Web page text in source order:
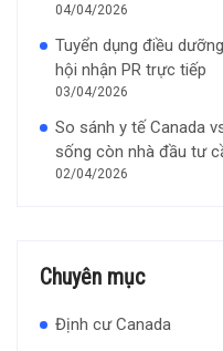
04/04/2026
Tuyển dụng điều
hội nhận PR trực tiếp
03/04/2026
So sánh y tế Canada
sống còn nhà đầu tư
02/04/2026
Chuyên mục
Định cư Canada